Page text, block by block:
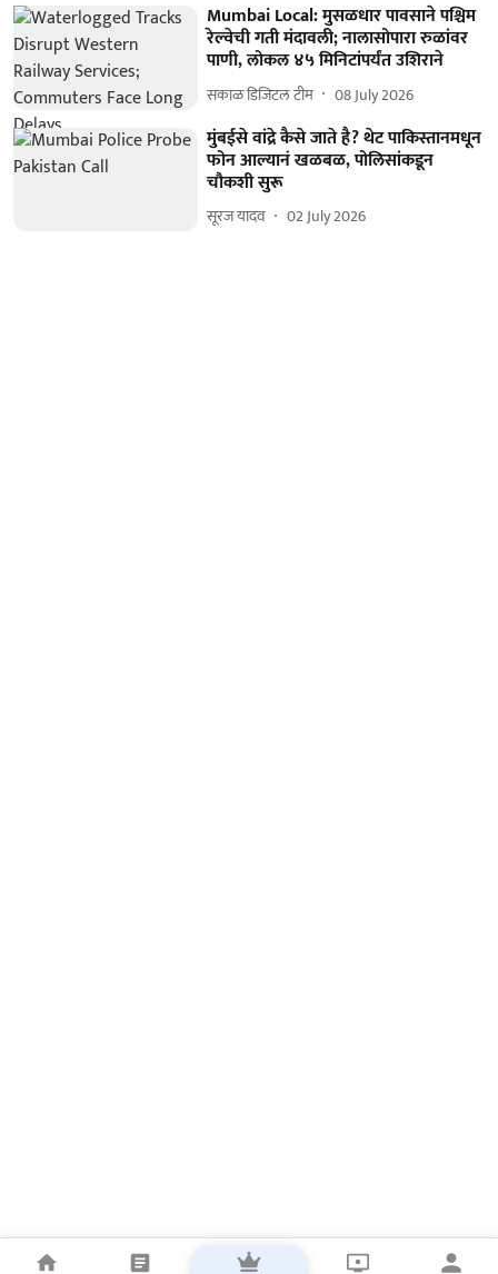
Mumbai Local: मुसळधार पावसाने पश्चिम
रेल्वेची गती मंदावली; नालासोपारा रुळांवर
पाणी, लोकल ४५ मिनिटांपर्यंत उशिराने
सकाळ डिजिटल टीम 08 July 2026
मुंबईसे वांद्रे कैसे जाते है? थेट पाकिस्तानमधून
फोन आल्यानं खळबळ, पोलिसांकडून
चौकशी सुरू
सूरज यादव 02 July 2026